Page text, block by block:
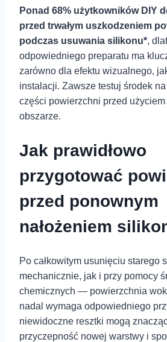
Ponad 68% użytkowników DIY
przed trwałym uszkodzeniem
podczas usuwania⁢ silikonu*,
‍odpowiedniego preparatu ma
zarówno dla ⁤efektu ​wizualnego,
instalacji. ‌Zawsze ‍testuj środek
części powierzchni przed
obszarze.
Jak prawidłowo‌
przygotować
przed ponownym
nałożeniem⁢
Po całkowitym​ usunięciu
mechanicznie, jak i przy pomocy
chemicznych — powierzchnia
nadal ‌wymaga odpowiedniego
niewidoczne ​resztki​ mogą⁢
przyczepność ⁤nowej⁣ warstwy ⁣i‌